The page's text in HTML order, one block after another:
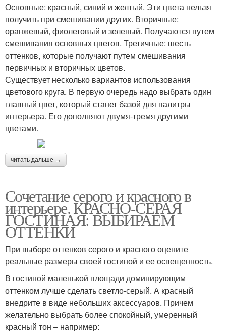
Основные: красный, синий и желтый. Эти цвета нельзя
получить при смешивании других. Вторичные:
оранжевый, фиолетовый и зеленый. Получаются путем
смешивания основных цветов. Третичные: шесть
оттенков, которые получают путем смешивания
первичных и вторичных цветов.
Существует несколько вариантов использования
цветового круга. В первую очередь надо выбрать один
главный цвет, который станет базой для палитры
интерьера. Его дополняют двумя-тремя другими
цветами.
читать дальше →
Сочетание серого и красного в
интерьере. КРАСНО-СЕРАЯ
ГОСТИНАЯ: ВЫБИРАЕМ
ОТТЕНКИ
При выборе оттенков серого и красного оцените
реальные размеры своей гостиной и ее освещенность.
В гостиной маленькой площади доминирующим
оттенком лучше сделать светло-серый. А красный
внедрите в виде небольших аксессуаров. Причем
желательно выбрать более спокойный, умеренный
красный тон – например: